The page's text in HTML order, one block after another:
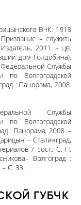
ВЧК. 1918
– служить
2011. – цв.
дом Голдобина).
Службы
по Волгоградской
: Панорама, 2008.
Службы
по Волгоградской
: Панорама, 2008. –
– Сталинград,
/ сост.: С. Н.
Волгоград :
С. 33.
ГУБЧК